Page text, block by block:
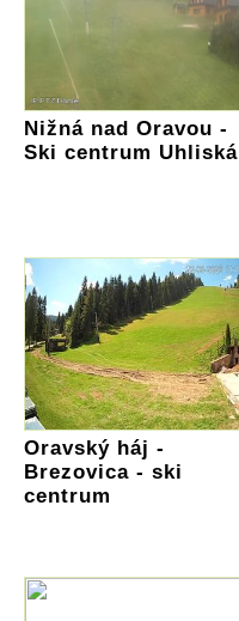
Nižná nad Oravou -
Ski centrum Uhliská
Oravský háj -
Brezovica - ski
centrum